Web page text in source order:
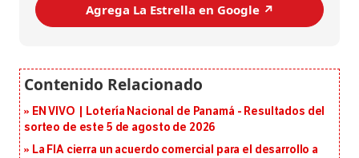
Agrega La Estrella en Google ↗️
EN VIVO | Lotería Nacional de Panamá - Resultados del
sorteo de este 5 de agosto de 2026
La FIA cierra un acuerdo comercial para el desarrollo a